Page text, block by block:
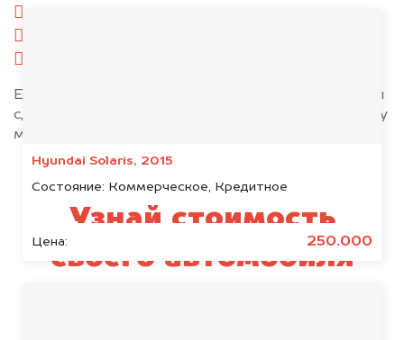
Hyundai Solaris, 2015
Состояние: Коммерческое, Кредитное
Цена: 250.000
Если у вас нет всех документов, то наши юристы
сделают всё возможное, чтобы оформить сделку
максимально быстро!
Узнай стоимость
своего автомобиля